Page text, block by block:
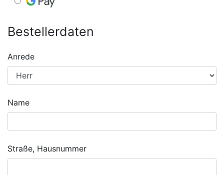
Bestellerdaten
Anrede
Name
Straße, Hausnummer